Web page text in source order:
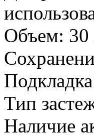
Объем: 30
Тип
Наличие